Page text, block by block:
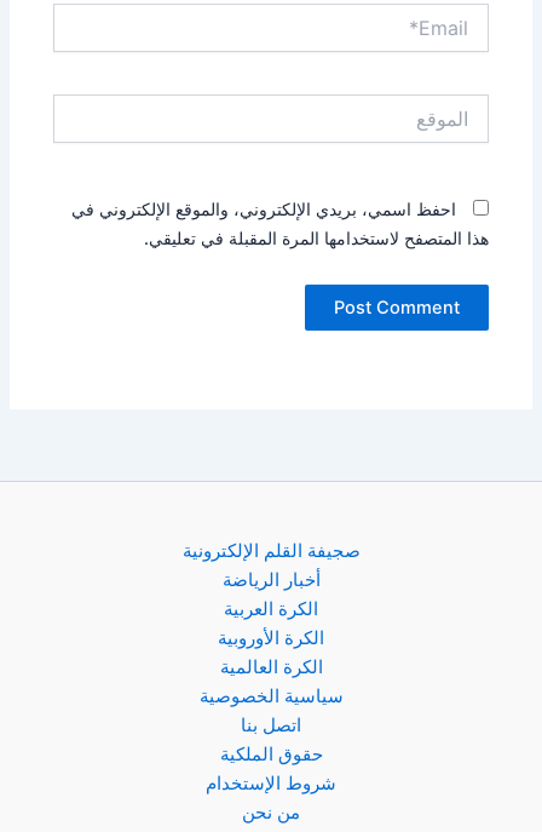
احفظ اسمي، بريدي الإلكتروني، والموقع الإلكتروني في
هذا المتصفح لاستخدامها المرة المقبلة في تعليقي.
صجيفة القلم الإلكترونية
أخبار الرياضة
الكرة العربية
الكرة الأوروبية
الكرة العالمية
سياسية الخصوصية
اتصل بنا
حقوق الملكية
شروط الإستخدام
من نحن